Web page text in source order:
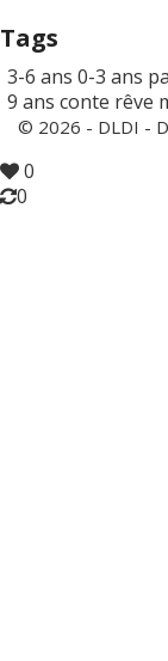
Tags
3-6 ans 0-3 ans
9 ans conte rêve
© 2026 - DLDI -
0
0